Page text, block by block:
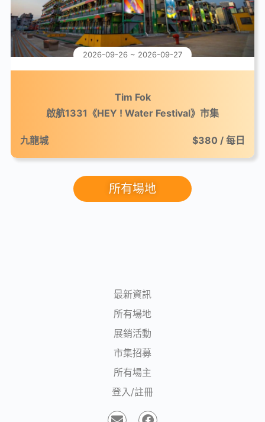
2026-09-26 ~ 2026-09-27
Tim Fok
啟航1331《HEY ! Water Festival》市集
九龍城 $380 / 每日
所有場地
最新資訊
所有場地
展銷活動
市集招募
所有場主
登入/註冊